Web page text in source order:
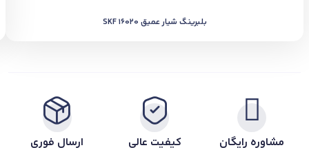
بلبرینگ شیار عمیق SKF 16020
مشاوره رایگان کیفیت عالی ارسال فوری